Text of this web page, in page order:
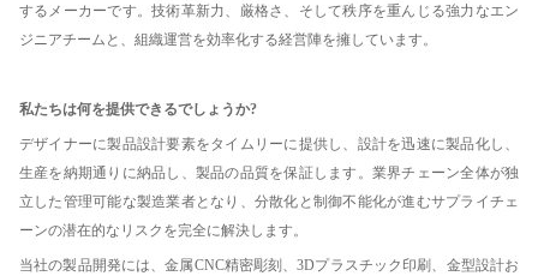
するメーカーです。技術革新力、厳格さ、そして秩序を重んじる強力なエン
ジニアチームと、組織運営を効率化する経営陣を擁しています。
私たちは何を提供できるでしょうか?
デザイナーに製品設計要素をタイムリーに提供し、設計を迅速に製品化し、
生産を納期通りに納品し、製品の品質を保証します。業界チェーン全体が独
立した管理可能な製造業者となり、分散化と制御不能化が進むサプライチェ
ーンの潜在的なリスクを完全に解決します。
当社の製品開発には、金属CNC精密彫刻、3Dプラスチック印刷、金型設計お